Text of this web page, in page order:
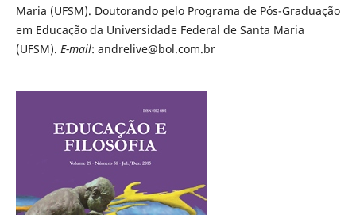
Maria (UFSM). Doutorando pelo Programa de Pós-Graduação
em Educação da Universidade Federal de Santa Maria
(UFSM). E-mail: andrelive@bol.com.br